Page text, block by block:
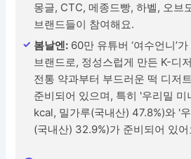
몽글, CTC, 메종드빵, 하벨, 오브
브랜드들이 참여해요.
봄날엔: 60만 유튜버 ‘여수언니’
브랜드로, 정성스럽게 만든 K-디
전통 약과부터 부드러운 떡 디저
준비되어 있으며, 특히 '우리밀
kcal, 밀가루(국내산) 47.8%)와 '
(국내산) 32.9%)가 준비되어 있어